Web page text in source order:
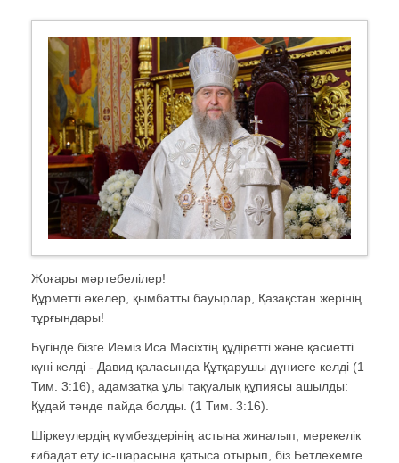
Жоғары мәртебелілер!
Құрметті әкелер, қымбатты бауырлар, Қазақстан жерінің
тұрғындары!
Бүгінде бізге Иеміз Иса Мәсіхтің құдіретті және қасиетті
күні келді - Давид қаласында Құтқарушы дүниеге келді (1
Тим. 3:16), адамзатқа ұлы тақуалық құпиясы ашылды:
Құдай тәнде пайда болды. (1 Тим. 3:16).
Шіркеулердің күмбездерінің астына жиналып, мерекелік
ғибадат ету іс-шарасына қатыса отырып, біз Бетлехемге